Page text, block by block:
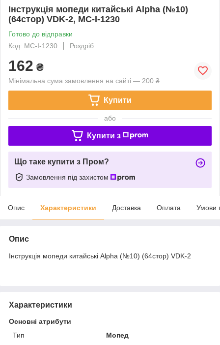
Інструкція мопеди китайські Alpha (№10)
(64стор) VDK-2, MC-I-1230
Готово до відправки
Код: MC-I-1230
Роздріб
162 ₴
Мінімальна сума замовлення на сайті — 200 ₴
Купити
або
Купити з
Що таке купити з Пром?
Замовлення під захистом
Опис Характеристики Доставка Оплата Умови
Опис
Інструкція мопеди китайські Alpha (№10) (64стор) VDK-2
Характеристики
Основні атрибути
Тип
Мопед